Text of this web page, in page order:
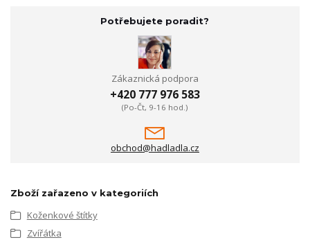
Potřebujete poradit?
Zákaznická podpora
+420 777 976 583
(Po-Čt, 9-16 hod.)
obchod@hadladla.cz
Zboží zařazeno v kategoriích
Koženkové štítky
Zvířátka